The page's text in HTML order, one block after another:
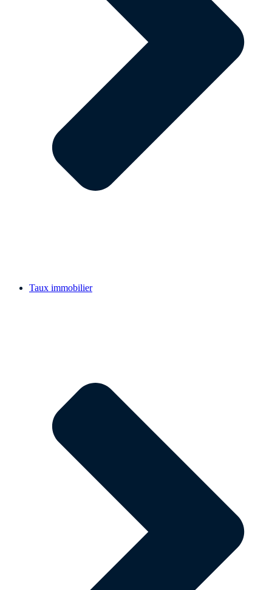
Taux immobilier